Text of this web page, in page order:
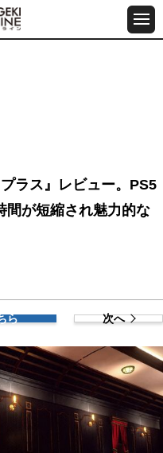
ラス』レビュー。PS5
間が短縮され魅力的な
ら 次へ